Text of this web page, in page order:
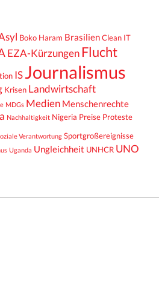
Boko Haram BrasilienClean IT
EZA-Kürzungen Flucht
IS Journalismus
Krisen Landwirtschaft
MDGs Medien Menschenrechte
Nachhaltigkeit Nigeria Preise Proteste
Verantwortung Sportgroßereignisse
Uganda Ungleichheit UNHCR UNO